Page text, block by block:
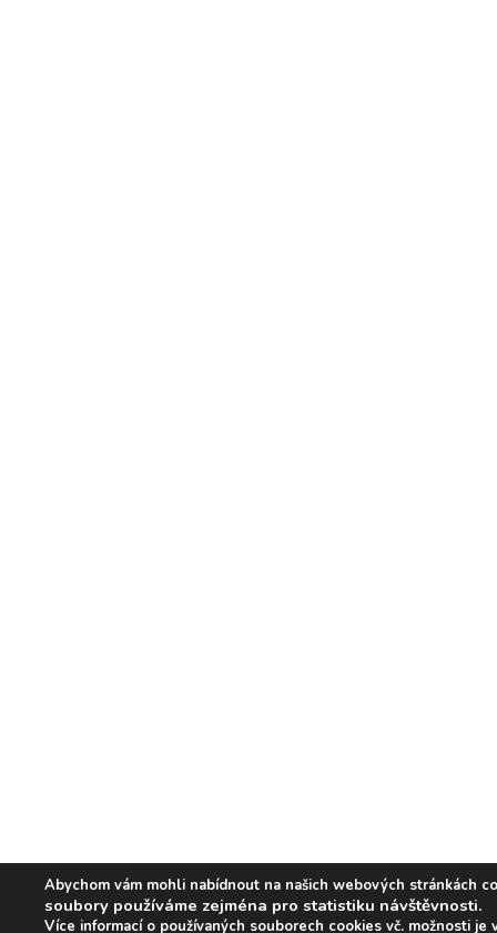
Abychom vám mohli nabídnout na našich webových stránkách
soubory používáme zejména pro statistiku návštěvnosti.
Více informací o používaných souborech cookies vč. možnosti